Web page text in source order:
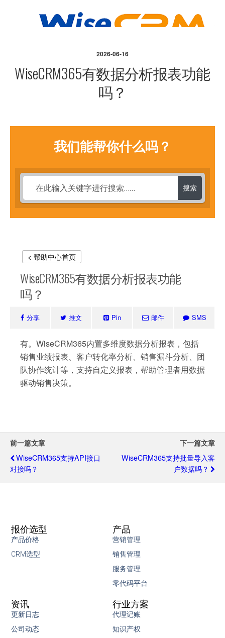
2026-06-16
WiseCRM365有数据分析报表功能
吗？
我们能帮你什么吗？
搜索
< 帮助中心首页
WiseCRM365有数据分析报表功能
吗？
分享 推文 Pin 邮件 SMS
有。WiseCRM365内置多维度数据分析报表，包括
销售业绩报表、客户转化率分析、销售漏斗分析、团
队协作统计等，支持自定义报表，帮助管理者用数据
驱动销售决策。
前一篇文章
WiseCRM365支持API接口
对接吗？
下一篇文章
WiseCRM365支持批量导入客
户数据吗？
产品
营销管理
销售管理
服务管理
零代码平台
报价选型
产品价格
CRM选型
行业方案
代理记账
知识产权
资讯
更新日志
公司动态